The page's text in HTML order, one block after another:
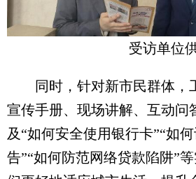
受访单位
同时，针对新市民群体，
宣传手册、现场讲解、互动问
及“如何安全使用银行卡”“如
告”“如何防范网络贷款陷阱”